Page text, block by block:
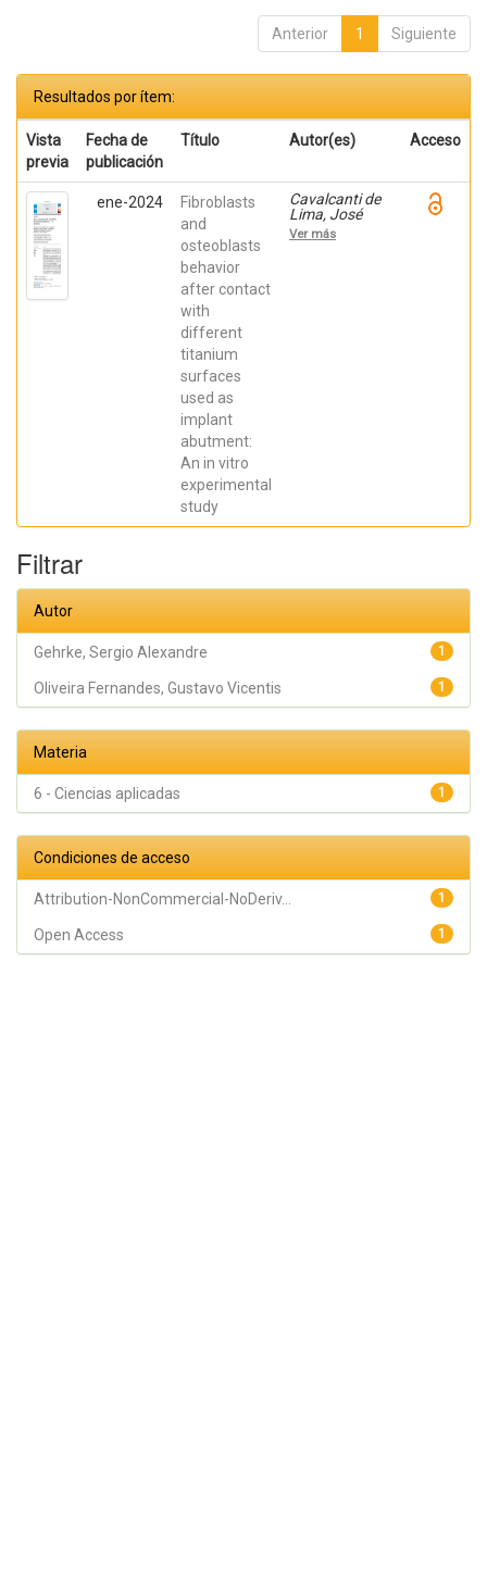
Anterior 1 Siguiente
Resultados por ítem:
Vista
previa
Fecha de
publicación
Título Autor(es) Acceso
ene-2024
Fibroblasts
and
osteoblasts
behavior
after contact
with
different
titanium
surfaces
used as
implant
abutment:
An in vitro
experimental
study
Cavalcanti de
Lima, José
Henrique;
Robbs ,
Ver más
Filtrar
Autor
1
Gehrke, Sergio Alexandre
1
Oliveira Fernandes, Gustavo Vicentis
Materia
1
6 - Ciencias aplicadas
Condiciones de acceso
1
Attribution-NonCommercial-NoDeriv...
1
Open Access